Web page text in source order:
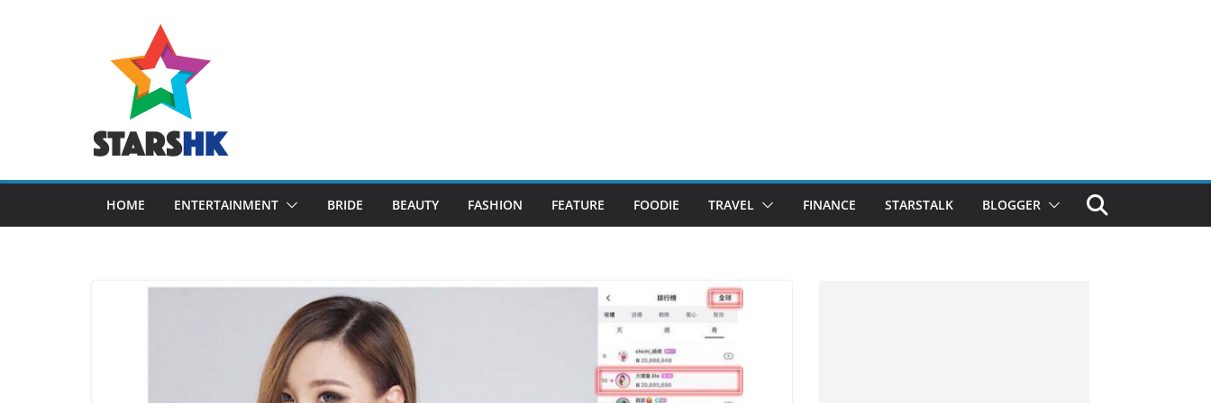
HOME ENTERTAINMENT BRIDE BEAUTY FASHION FEATURE FOODIE TRAVEL FINANCE STARSTALK BLOGGER